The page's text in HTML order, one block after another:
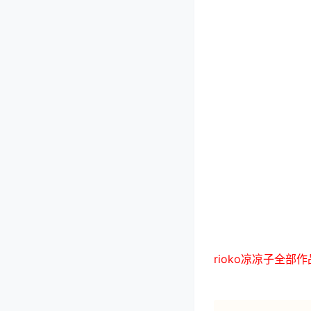
rioko凉凉子全部作